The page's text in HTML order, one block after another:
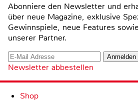
Abonniere den Newsletter und
über neue Magazine, exklusive
Gewinnspiele, neue Features
unserer Partner.
Newsletter abbestellen
Shop